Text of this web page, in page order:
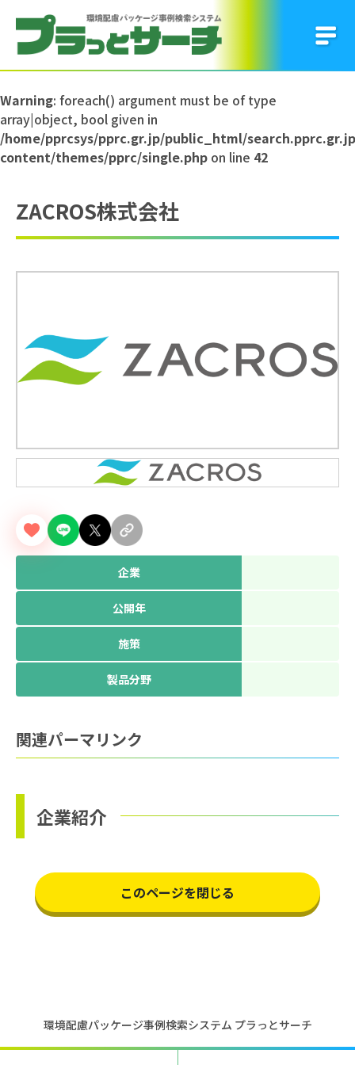
Warning: foreach() argument must be of type
array|object, bool given in
/home/pprcsys/pprc.gr.jp/public_html/
content/themes/pprc/single.php on line 42
ZACROS株式会社
企業
公開年
施策
製品分野
関連パーマリンク
企業紹介
このページを閉じる
環境配慮パッケージ事例検索システム プラっとサーチ